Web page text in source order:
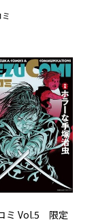
ミ Vol.5 限定